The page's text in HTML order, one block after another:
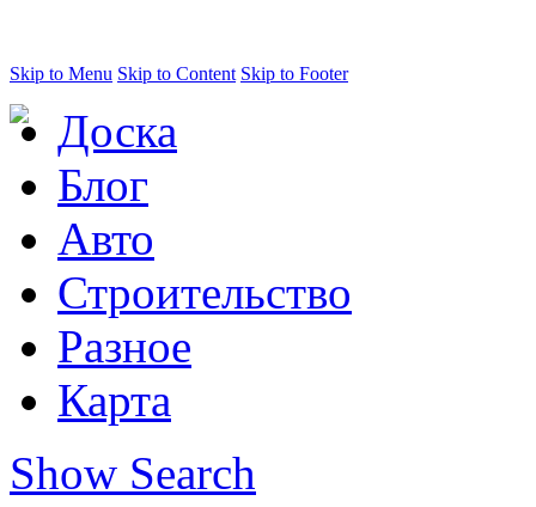
Skip to Menu Skip to Content Skip to Footer
Доска
Блог
Авто
Строительство
Разное
Карта
Show Search